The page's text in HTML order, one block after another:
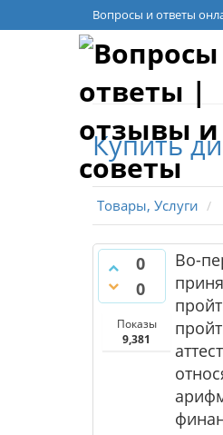
Вопросы и ответы
Купить
Товары, Услуги
0
0
Показы
9,381
Во-